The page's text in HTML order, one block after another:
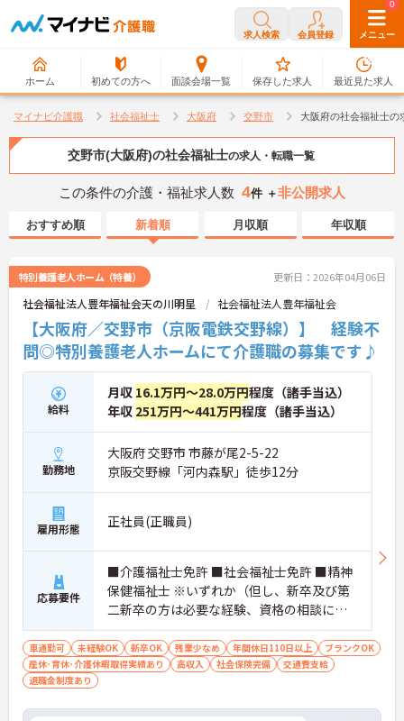
求人検索 会員登録 メニュー
ホーム 初めての方へ 面談会場一覧
0
保存した求人
0
最近見た求人
マイナビ介護職 社会福祉士 大阪府 交野市 大阪府の社会福祉士の
交野市(大阪府)の社会福祉士の求人・転職一覧
この条件の介護・福祉求人数 4件 ＋非公開求人
おすすめ順 新着順 月収順 年収順
特別養護老人ホーム（特養） 更新日：2026年04月06日
社会福祉法人豊年福祉会天の川明星 社会福祉法人豊年福祉会
【大阪府／交野市（京阪電鉄交野線）】 経験不
問◎特別養護老人ホームにて介護職の募集です♪
給料
月収 16.1万円～28.0万円程度（諸手当込）
年収 251万円～441万円程度（諸手当込）
勤務地
大阪府 交野市 市藤が尾2-5-22
京阪交野線「河内森駅」徒歩12分
雇用形態 正社員(正職員)
応募要件
■介護福祉士免許 ■社会福祉士免許 ■精神
保健福祉士 ※いずれか（但し、新卒及び第
二新卒の方は必要な経験、資格の相談に応
じます） ■経験不問
車通勤可 未経験OK 新卒OK 残業少なめ 年間休日110日以上
ブランクOK
産休･育休･介護休暇取得実績あり
高収入 社会保険完備
交通費支給
退職金制度あり